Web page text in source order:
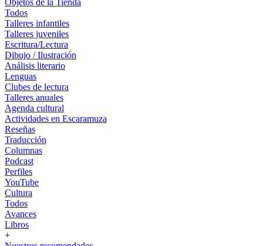
Objetos de la Tienda
Todos
Talleres infantiles
Talleres juveniles
Escritura/Lectura
Dibujo / Ilustración
Análisis literario
Lenguas
Clubes de lectura
Talleres anuales
Agenda cultural
Actividades en Escaramuza
Reseñas
Traducción
Columnas
Podcast
Perfiles
YouTube
Cultura
Todos
Avances
Libros
+